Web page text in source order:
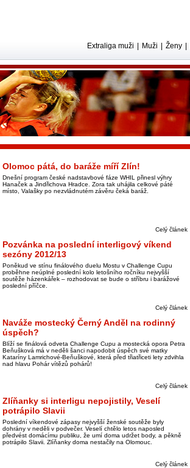
Extraliga muži Muži Ženy
Olomoc pátá, do baráže míří Zlín!
Dnešní program české nadstavbové fáze WHIL přinesl výhry
Hanaček a Jindřichova Hradce. Zora tak uhájila celkové páté
místo, Valašky po nezvládnutém závěru čeká baráž.
Celý článek
Pozvánka na poslední interligový víkend
sezóny 2012/13
Poněkud ve stínu finálového duelu Mostu v Challenge Cupu
proběhne neúplné poslední kolo letošního ročníku nejvyšší
soutěže házenkářek – rozhodovat se bude o stříbru i barážové
poslední příčce.
Celý článek
Naváže mostecký Černý Anděl na rodinný
úspěch?
Blíží se finálová odveta Challenge Cupu a mostecká opora Petra
Beňušková má v neděli šanci napodobit úspěch své matky
Kataríny Lamrichové-Beňuškové, která před třiatřiceti lety zdvihla
nad hlavu Pohár vítězů pohárů!
Celý článek
Zlíňanky si interligu nepojistily, Veselí
potrápilo Slavii
Poslední víkendové zápasy nejvyšší ženské soutěže byly
dohrány v neděli v podvečer. Veselí chtělo letos naposled
předvést domácímu publiku, že umí doma udržet body, a pěkně
potrápilo Slavii. Zlíňanky doma nestačily na Olomouc.
Celý článek